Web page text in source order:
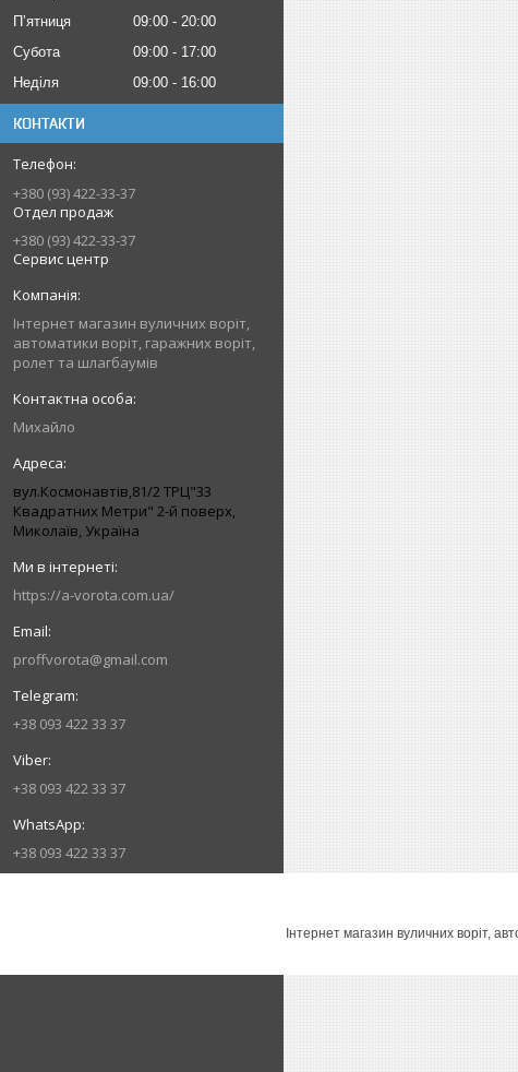
Пʼятниця
09:00
20:00
Субота
09:00
17:00
Неділя
09:00 16:00
КОНТАКТИ
+380 (93) 422-33-37
Отдел продаж
+380 (93) 422-33-37
Сервис центр
Інтернет магазин вуличних воріт,
автоматики воріт, гаражних воріт,
ролет та шлагбаумів
Михайло
вул.Космонавтів,81/2 ТРЦ"33
Квадратних Метри" 2-й поверх,
Миколаїв, Україна
https://a-vorota.com.ua/
proffvorota@gmail.com
+38 093 422 33 37
+38 093 422 33 37
+38 093 422 33 37